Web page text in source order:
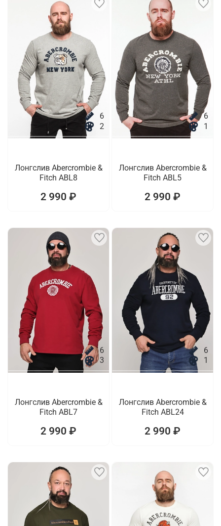
6
2
Лонгслив Abercrombie &
Fitch ABL8
2 990 ₽
6
1
Лонгслив Abercrombie &
Fitch ABL5
2 990 ₽
6
3
Лонгслив Abercrombie &
Fitch ABL7
2 990 ₽
6
1
Лонгслив Abercrombie &
Fitch ABL24
2 990 ₽